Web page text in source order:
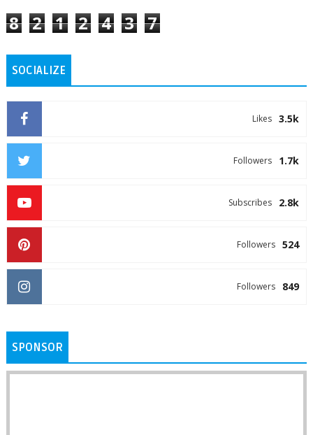
8 2 1 2 4 3 7
SOCIALIZE
3.5k
Likes
1.7k
Followers
2.8k
Subscribes
524
Followers
849
Followers
SPONSOR